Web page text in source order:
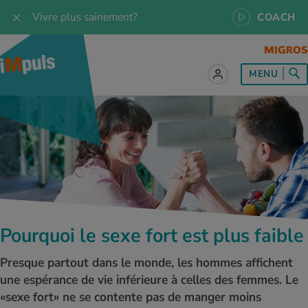
Vivre plus sainement? COACH
sur le sujet Alimentation
les recettes
idéal
sainement
d’alimentation
sur le sujet Mouvement
& Jogging
& outdoor
accessoires
sur le sujet Relaxation
de vie
être
sur le sujet Médecine
de la santé
au quotidien
du sport
physiques
sur le sujet Service
test et quiz
d'iMpuls
MENU
Pourquoi le sexe fort est plus faible
Presque partout dans le monde, les hommes affichent
une espérance de vie inférieure à celles des femmes. Le
«sexe fort» ne se contente pas de manger moins